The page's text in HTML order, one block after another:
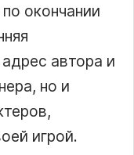
окончании
автора и
но и
игрой.